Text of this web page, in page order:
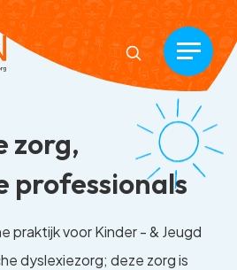
zorg,
professionals
praktijk voor Kinder - & Jeugd
dyslexiezorg; deze zorg is